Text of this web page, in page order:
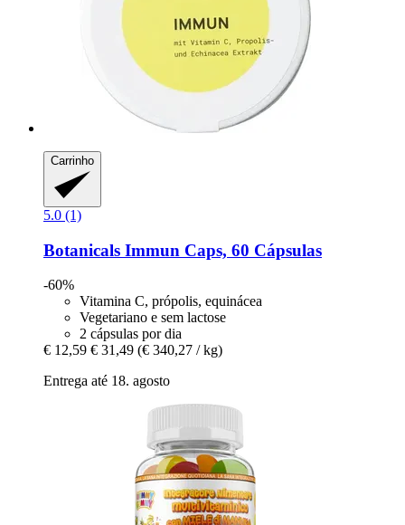
Carrinho
5.0 (1)
Botanicals Immun Caps, 60 Cápsulas
-60%
Vitamina C, própolis, equinácea
Vegetariano e sem lactose
2 cápsulas por dia
€ 12,59 € 31,49 (€ 340,27 / kg)
Entrega até 18. agosto